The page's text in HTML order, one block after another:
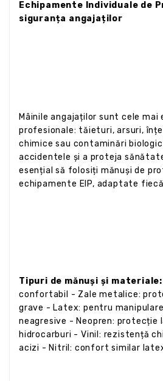
Echipamente Individuale de
siguranța angajaților
Mâinile angajaților sunt cele mai
profesionale: tăieturi, arsuri,
chimice sau contaminări
accidentele și a proteja
esențial să folosiți mănuși de
echipamente EIP, adaptate
Tipuri de mănuși și
confortabil - Zale metalice:
grave - Latex: pentru
neagresive - Neopren: protecție
hidrocarburi - Vinil: rezistență
acizi - Nitril: confort similar